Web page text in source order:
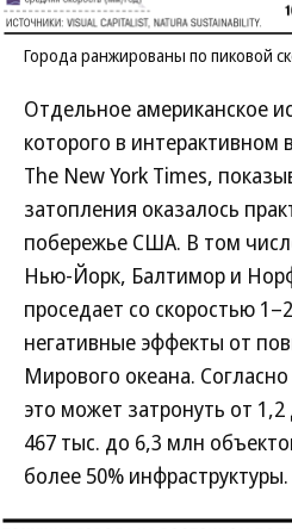
Города ранжированы по пиковой
Отдельное американское
которого в интерактивном
The New York Times,
затопления оказалось
побережье США. В том
Нью-Йорк, Балтимор и
проседает со скоростью
негативные эффекты от
Мирового океана.
это может затронуть от
467 тыс. до 6,3 млн
более 50% инфраструктуры.